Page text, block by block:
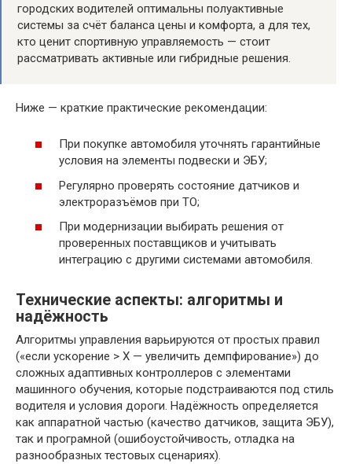
городских водителей оптимальны полуактивные
системы за счёт баланса цены и комфорта, а для тех,
кто ценит спортивную управляемость — стоит
рассматривать активные или гибридные решения.
Ниже — краткие практические рекомендации:
При покупке автомобиля уточнять гарантийные
условия на элементы подвески и ЭБУ;
Регулярно проверять состояние датчиков и
электроразъёмов при ТО;
При модернизации выбирать решения от
проверенных поставщиков и учитывать
интеграцию с другими системами автомобиля.
Технические аспекты: алгоритмы и
надёжность
Алгоритмы управления варьируются от простых правил
(«если ускорение > X — увеличить демпфирование») до
сложных адаптивных контроллеров с элементами
машинного обучения, которые подстраиваются под стиль
водителя и условия дороги. Надёжность определяется
как аппаратной частью (качество датчиков, защита ЭБУ),
так и програмной (ошибоустойчивость, отладка на
разнообразных тестовых сценариях).